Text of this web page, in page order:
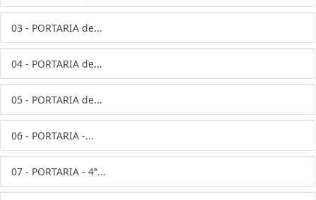
03 - PORTARIA de...
04 - PORTARIA de...
05 - PORTARIA de...
06 - PORTARIA -...
07 - PORTARIA - 4ª...